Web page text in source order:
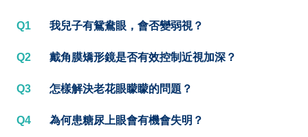
Q1 我兒子有鴛鴦眼，會否變弱視？
Q2 戴角膜矯形鏡是否有效控制近視加深？
Q3 怎樣解決老花眼矇矇的問題？
Q4 為何患糖尿上眼會有機會失明？